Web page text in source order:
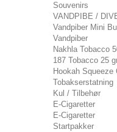
Souvenirs
VANDPIBE /
Vandpiber Mini
Vandpiber
Nakhla Tobacco
187 Tobacco 25
Hookah Squeeze
Tobakserstatning
Kul / Tilbehør
E-Cigaretter
E-Cigaretter
Startpakker